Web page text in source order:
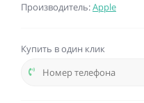
Производитель:Apple
Купить в один клик